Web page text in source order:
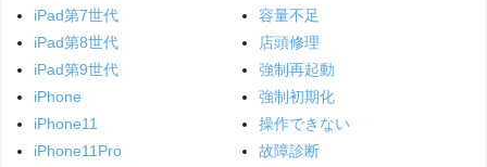
iPad第7世代
iPad第8世代
iPad第9世代
iPhone
iPhone11
iPhone11Pro
容量不足
店頭修理
強制再起動
強制初期化
操作できない
故障診断